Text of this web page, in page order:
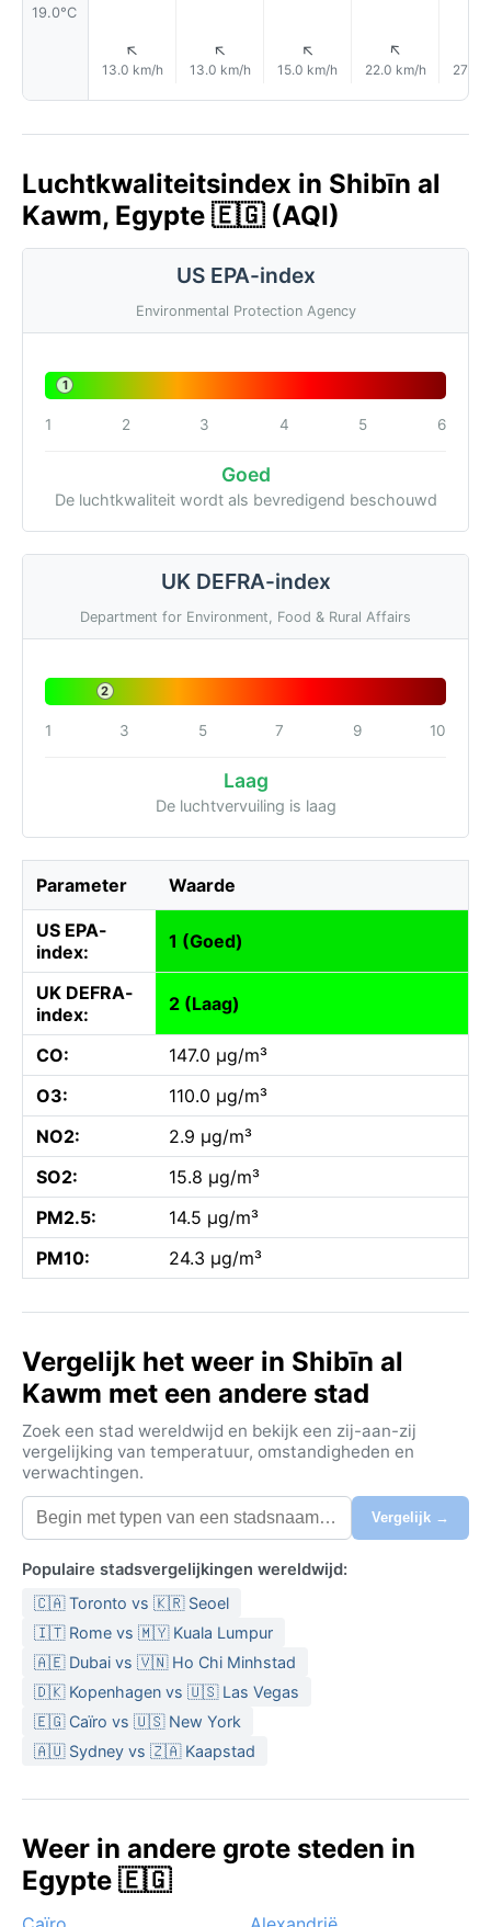
19.0°C
↑
13.0 km/h
↑
13.0 km/h
↑
15.0 km/h
↑
22.0 km/h 27.0
Luchtkwaliteitsindex in Shibīn al
Kawm, Egypte 🇪🇬 (AQI)
US EPA-index
Environmental Protection Agency
1
1 2 3 4 5 6
Goed
De luchtkwaliteit wordt als bevredigend beschouwd
UK DEFRA-index
Department for Environment, Food & Rural Affairs
2
1 3 5 7 9 10
Laag
De luchtvervuiling is laag
Parameter Waarde
US EPA-
index:
1 (Goed)
UK DEFRA-
index:
2 (Laag)
CO:
147.0 µg/m³
O3:
110.0 µg/m³
NO2:
2.9 µg/m³
SO2:
15.8 µg/m³
PM2.5:
14.5 µg/m³
PM10:
24.3 µg/m³
Vergelijk het weer in Shibīn al
Kawm met een andere stad
Zoek een stad wereldwijd en bekijk een zij-aan-zij
vergelijking van temperatuur, omstandigheden en
verwachtingen.
Vergelijk →
Populaire stadsvergelijkingen wereldwijd:
🇨🇦 Toronto vs 🇰🇷 Seoel
🇮🇹 Rome vs 🇲🇾 Kuala Lumpur
🇦🇪 Dubai vs 🇻🇳 Ho Chi Minhstad
🇩🇰 Kopenhagen vs 🇺🇸 Las Vegas
🇪🇬 Caïro vs 🇺🇸 New York
🇦🇺 Sydney vs 🇿🇦 Kaapstad
Weer in andere grote steden in
Egypte 🇪🇬